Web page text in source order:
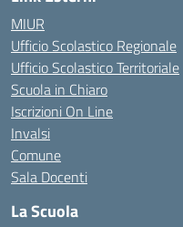
MIUR
Ufficio Scolastico Regionale
Ufficio Scolastico Territoriale
Scuola in Chiaro
Iscrizioni On Line
Invalsi
Comune
Sala Docenti
La Scuola